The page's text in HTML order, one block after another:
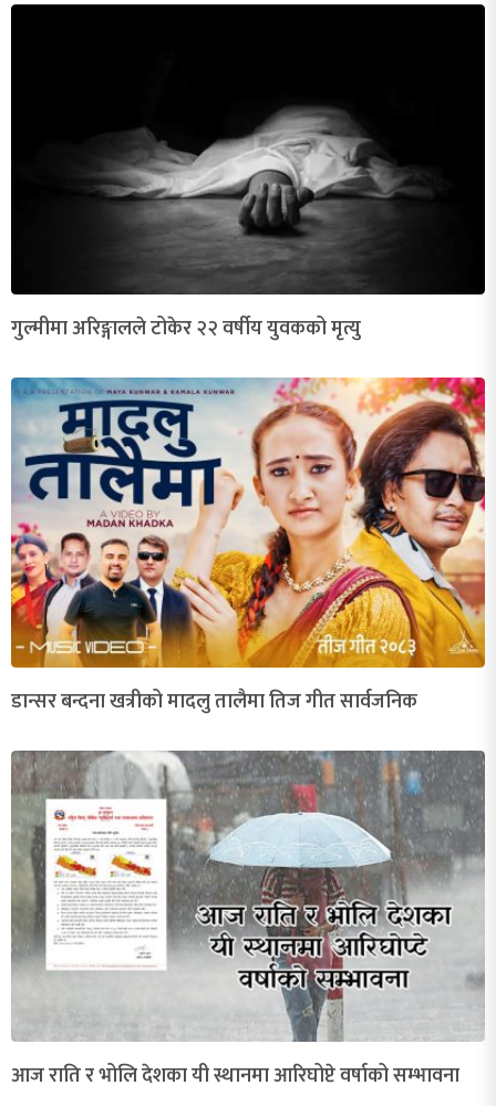
गुल्मीमा अरिङ्गालले टोकेर २२ वर्षीय युवकको मृत्यु
डान्सर बन्दना खत्रीको मादलु तालैमा तिज गीत सार्वजनिक
आज राति र भोलि देशका यी स्थानमा आरिघोप्टे वर्षाको सम्भावना